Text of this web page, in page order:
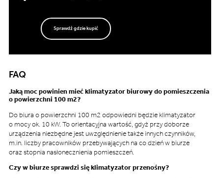
Sprawdź gdzie kupić
FAQ
Jaką moc powinien mieć klimatyzator biurowy do pomieszczenia
o powierzchni 100 m2?
Do biura o powierzchni 100 m2 odpowiedni będzie klimatyzator
o mocy ok. 10 kW. To orientacyjna wartość, gdyż przy doborze
urządzenia niezbędne jest uwzględnienie także innych czynników,
m.in. liczby pracowników przebywających na co dzień w biurze
oraz stopnia nasłonecznienia pomieszczeń.
Czy w biurze sprawdzi się klimatyzator przenośny?